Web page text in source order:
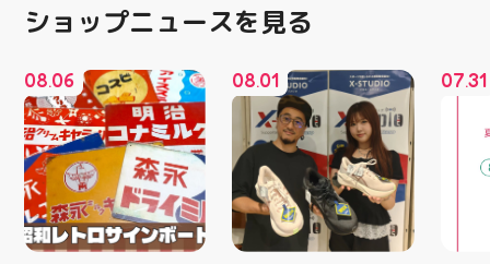
ショップニュースを見る
08.06 08.01 07.31